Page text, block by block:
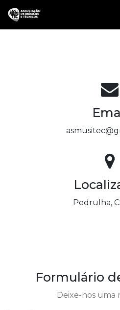
Pedrulha,
Formulário
Deixe-nos uma